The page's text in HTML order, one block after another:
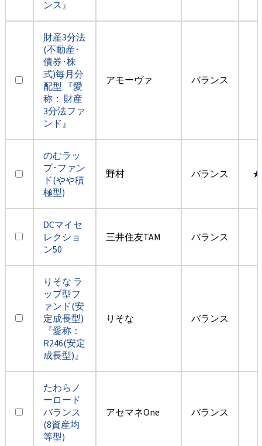
ンス』
財産3分法
(不動産･
債券･株
式)毎月分
配型 『愛
称： 財産
3分法ファ
ンド』
アモーヴァ バランス
のむラッ
プ･ファン
ド(やや積
極型)
野村 バランス
DCマイセ
レクショ
ン50
三井住友TAM バランス
りそな ラ
ップ型フ
ァンド(安
定成長型)
『愛称：
R246(安定
成長型)』
りそな バランス
たわらノ
ーロード
バランス
(8資産均
等型)
アセマネOne バランス